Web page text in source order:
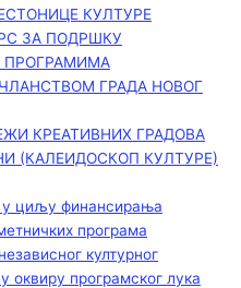
КУЛТУРЕ
ЗА ПОДРШКУ
ГРАДА НОВОГ
КРЕАТИВНИХ ГРАДОВА
(КАЛЕИДОСКОП КУЛТУРЕ)
у циљу финансирања
програма
културног
оквиру програмског лука